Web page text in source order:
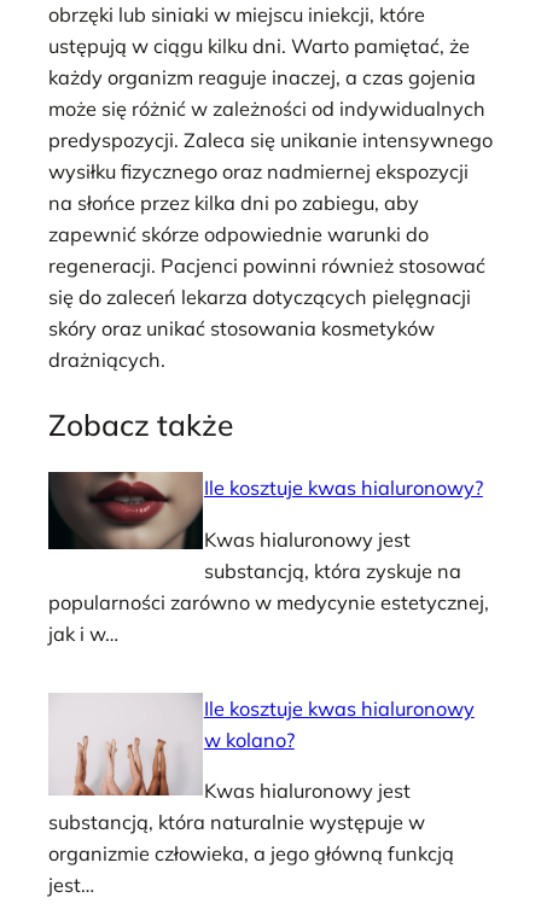
obrzęki lub siniaki w miejscu iniekcji, które
ustępują w ciągu kilku dni. Warto pamiętać, że
każdy organizm reaguje inaczej, a czas gojenia
może się różnić w zależności od indywidualnych
predyspozycji. Zaleca się unikanie intensywnego
wysiłku fizycznego oraz nadmiernej ekspozycji
na słońce przez kilka dni po zabiegu, aby
zapewnić skórze odpowiednie warunki do
regeneracji. Pacjenci powinni również stosować
się do zaleceń lekarza dotyczących pielęgnacji
skóry oraz unikać stosowania kosmetyków
drażniących.
Zobacz także
Ile kosztuje kwas hialuronowy?
Kwas hialuronowy jest
substancją, która zyskuje na
popularności zarówno w medycynie estetycznej,
jak i w…
Ile kosztuje kwas hialuronowy
w kolano?
Kwas hialuronowy jest
substancją, która naturalnie występuje w
organizmie człowieka, a jego główną funkcją
jest…